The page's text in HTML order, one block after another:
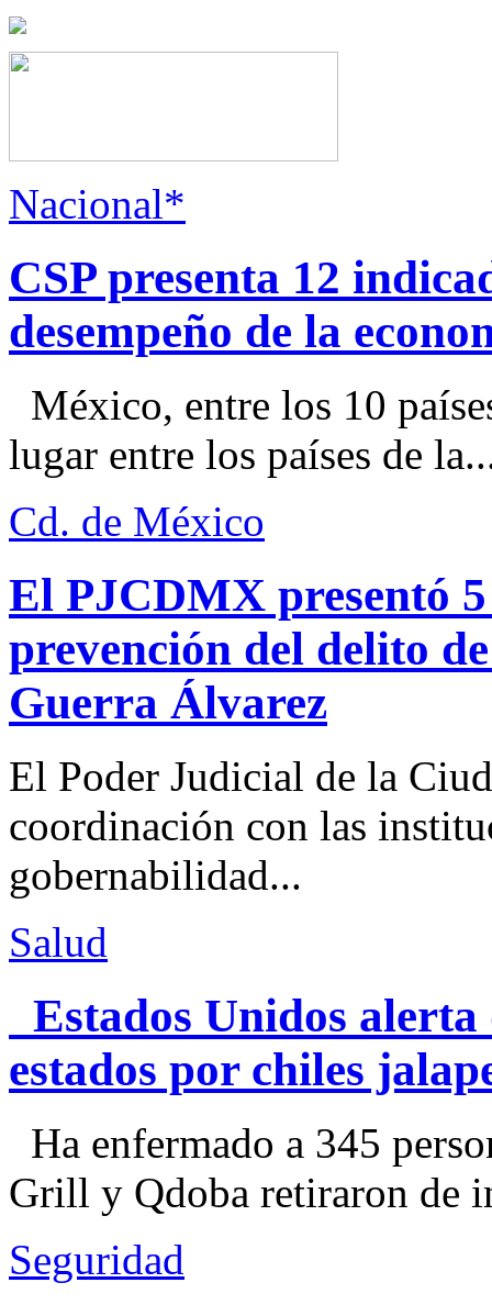
Nacional*
CSP presenta 12
desempeño de la
México, entre los 10
lugar entre los países de
Cd. de México
El PJCDMX presentó
prevención del delito
Guerra Álvarez
El Poder Judicial de la
coordinación con las
gobernabilidad...
Salud
Estados Unidos alerta
estados por chiles
Ha enfermado a 345
Grill y Qdoba retiraron de
Seguridad